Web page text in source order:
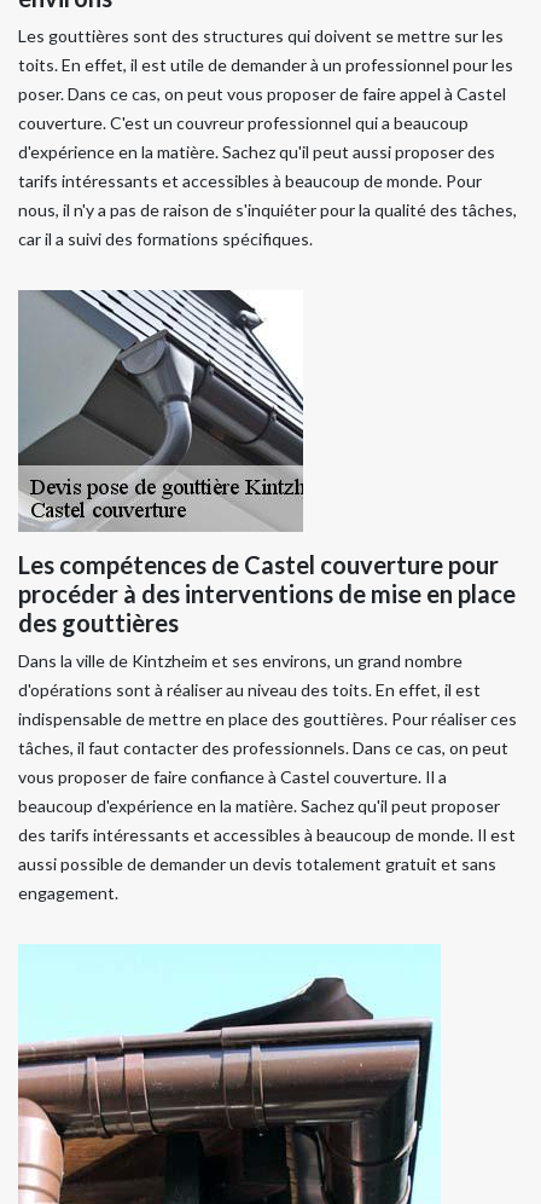
Les gouttières sont des structures qui doivent se mettre sur les
toits. En effet, il est utile de demander à un professionnel pour les
poser. Dans ce cas, on peut vous proposer de faire appel à Castel
couverture. C'est un couvreur professionnel qui a beaucoup
d'expérience en la matière. Sachez qu'il peut aussi proposer des
tarifs intéressants et accessibles à beaucoup de monde. Pour
nous, il n'y a pas de raison de s'inquiéter pour la qualité des tâches,
car il a suivi des formations spécifiques.
Les compétences de Castel couverture pour
procéder à des interventions de mise en place
des gouttières
Dans la ville de Kintzheim et ses environs, un grand nombre
d'opérations sont à réaliser au niveau des toits. En effet, il est
indispensable de mettre en place des gouttières. Pour réaliser ces
tâches, il faut contacter des professionnels. Dans ce cas, on peut
vous proposer de faire confiance à Castel couverture. Il a
beaucoup d'expérience en la matière. Sachez qu'il peut proposer
des tarifs intéressants et accessibles à beaucoup de monde. Il est
aussi possible de demander un devis totalement gratuit et sans
engagement.